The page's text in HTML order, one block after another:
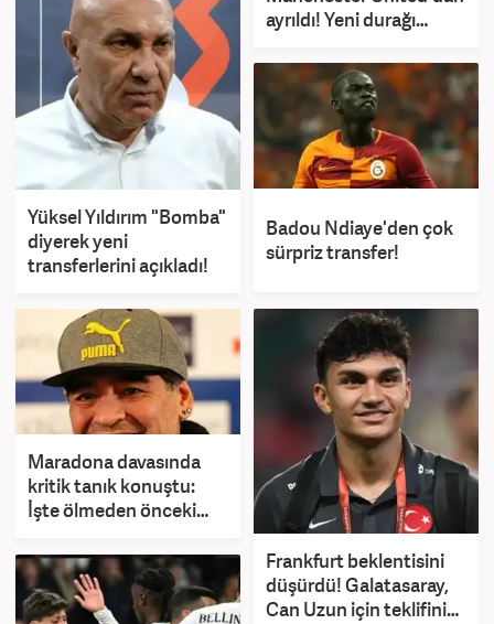
ayrıldı! Yeni durağı
Yüksel Yıldırım "Bomba"
diyerek yeni
transferlerini açıkladı!
Badou Ndiaye'den çok
sürpriz transfer!
Maradona davasında
kritik tanık konuştu:
İşte ölmeden önceki
Frankfurt beklentisini
düşürdü! Galatasaray,
Can Uzun için teklifini